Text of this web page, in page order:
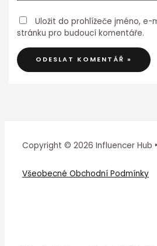
Uložit do prohlížeče jméno, e-
stránku pro budoucí komentáře.
Copyright © 2026 Influencer Hub
Všeobecné Obchodní Podmínky